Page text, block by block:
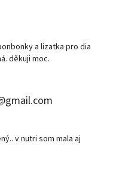
a lizatka pro dia
děkuji moc.
v nutri som mala aj